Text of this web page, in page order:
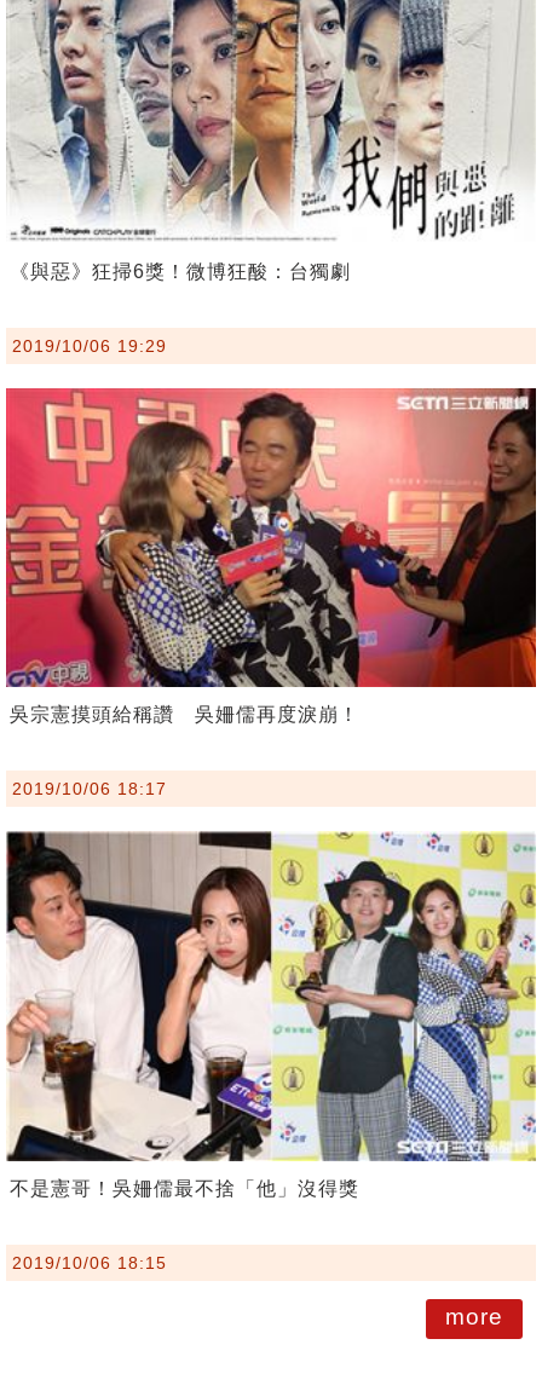
《與惡》狂掃6獎！微博狂酸：台獨劇
2019/10/06 19:29
吳宗憲摸頭給稱讚 吳姍儒再度淚崩！
2019/10/06 18:17
不是憲哥！吳姍儒最不捨「他」沒得獎
2019/10/06 18:15
more